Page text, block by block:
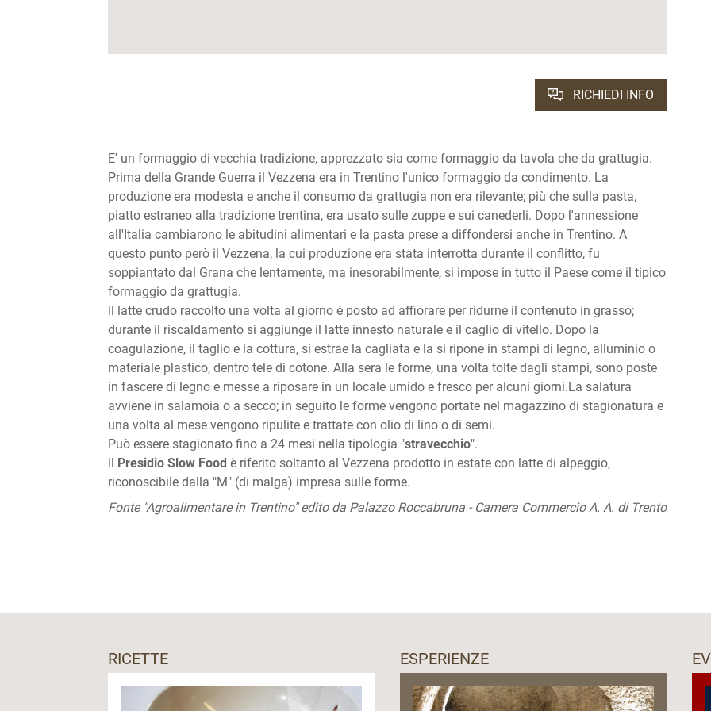
RICHIEDI INFO
E' un formaggio di vecchia tradizione, apprezzato sia come formaggio da tavola che da grattugia.
Prima della Grande Guerra il Vezzena era in Trentino l'unico formaggio da condimento. La
produzione era modesta e anche il consumo da grattugia non era rilevante; più che sulla pasta,
piatto estraneo alla tradizione trentina, era usato sulle zuppe e sui canederli. Dopo l'annessione
all'Italia cambiarono le abitudini alimentari e la pasta prese a diffondersi anche in Trentino. A
questo punto però il Vezzena, la cui produzione era stata interrotta durante il conflitto, fu
soppiantato dal Grana che lentamente, ma inesorabilmente, si impose in tutto il Paese come il tipico
formaggio da grattugia.
Il latte crudo raccolto una volta al giorno è posto ad affiorare per ridurne il contenuto in grasso;
durante il riscaldamento si aggiunge il latte innesto naturale e il caglio di vitello. Dopo la
coagulazione, il taglio e la cottura, si estrae la cagliata e la si ripone in stampi di legno, alluminio o
materiale plastico, dentro tele di cotone. Alla sera le forme, una volta tolte dagli stampi, sono poste
in fascere di legno e messe a riposare in un locale umido e fresco per alcuni giorni.La salatura
avviene in salamoia o a secco; in seguito le forme vengono portate nel magazzino di stagionatura e
una volta al mese vengono ripulite e trattate con olio di lino o di semi.
Può essere stagionato fino a 24 mesi nella tipologia "stravecchio".
Il Presidio Slow Food è riferito soltanto al Vezzena prodotto in estate con latte di alpeggio,
riconoscibile dalla "M" (di malga) impresa sulle forme.
Fonte "Agroalimentare in Trentino" edito da Palazzo Roccabruna - Camera Commercio A. A. di Trento
RICETTE ESPERIENZE